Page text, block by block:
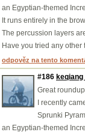
an Egyptian-themed
It runs entirely in the
The percussion layers
Have you tried any
odpověz na tento
#186 keqiang
Great
I recently
Sprunki
an Egyptian-themed